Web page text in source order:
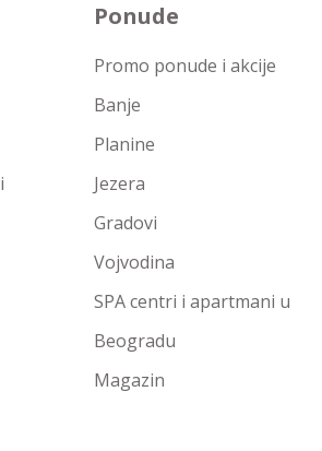
Ponude
Promo ponude i akcije
Banje
Planine
Jezera
Gradovi
Vojvodina
SPA centri i apartmani u
Beogradu
Magazin